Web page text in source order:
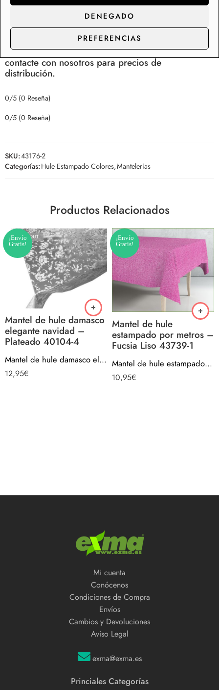
DENEGADO
PREFERENCIAS
de hule en Stock, con capacidad de suministro y
distribución para los clientes de gran consumo.
Somos fabricantes de rollos de hule y manteles,
contacte con nosotros para precios de
distribución.
0/5 (0 Reseña)
0/5 (0 Reseña)
SKU:43176-2
Categorías:Hule Estampado Colores,Mantelerías
Productos Relacionados
¡Envío
Gratis!
SOLD OUT
Mantel de hule damasco
elegante navidad –
Plateado 40104-4
Mantel de hule damasco elegante navidad – Plateado 40104-4
12,95€
¡Envío
Gratis!
Mantel de hule
estampado por metros –
Fucsia Liso 43739-1
Mantel de hule estampado por metros – Fucsia Liso 43739-1
10,95€
Mi cuenta
Conócenos
Condiciones de Compra
Envíos
Cambios y Devoluciones
Aviso Legal
exma@exma.es
Princiales Categorías